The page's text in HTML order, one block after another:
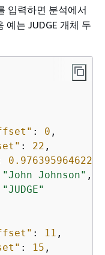
입력하면 분석에서
예는 JUDGE 개체 두
: 0 ,
: 22 ,
"John Johnson" ,
"JUDGE"
: 11 ,
: 15 ,